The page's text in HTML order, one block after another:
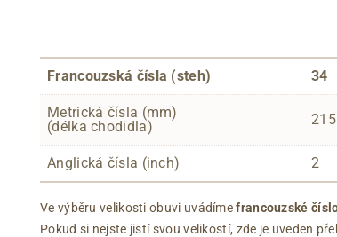
Francouzská čísla (steh) 34
Metrická čísla (mm)
(délka chodidla)
215
Anglická čísla (inch) 2
Ve výběru velikosti obuvi uvádímefrancouzské
Pokud si nejste jistí svou velikostí, zde je uveden